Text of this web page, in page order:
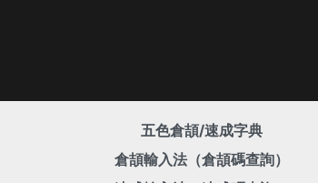
五色倉頡/速成字典
倉頡輸入法（倉頡碼查詢）